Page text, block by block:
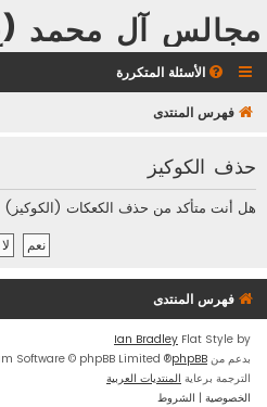
مجالس آل محمد
الأسئلة المتكررة
فهرس المنتدى
حذف الكوكيز
هل أنت متأكد من حذف الكعكات (الكوكيز)
فهرس المنتدى
Flat Style by
Ian Bradley
بدعم من phpBB
® Forum Software © phpBB Limited
الترجمة برعاية المنتديات العربية
الخصوصية | الشروط